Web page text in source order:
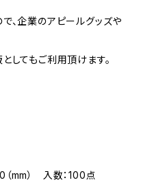
、企業のアピールグッズや
してもご利用頂けます。
mm） 入数：100点